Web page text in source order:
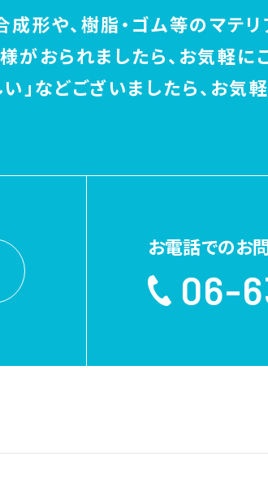
形や、樹脂・ゴム等のマテリ
がおられましたら、 お気軽に
」などございましたら、 お気
お電話でのお
06-